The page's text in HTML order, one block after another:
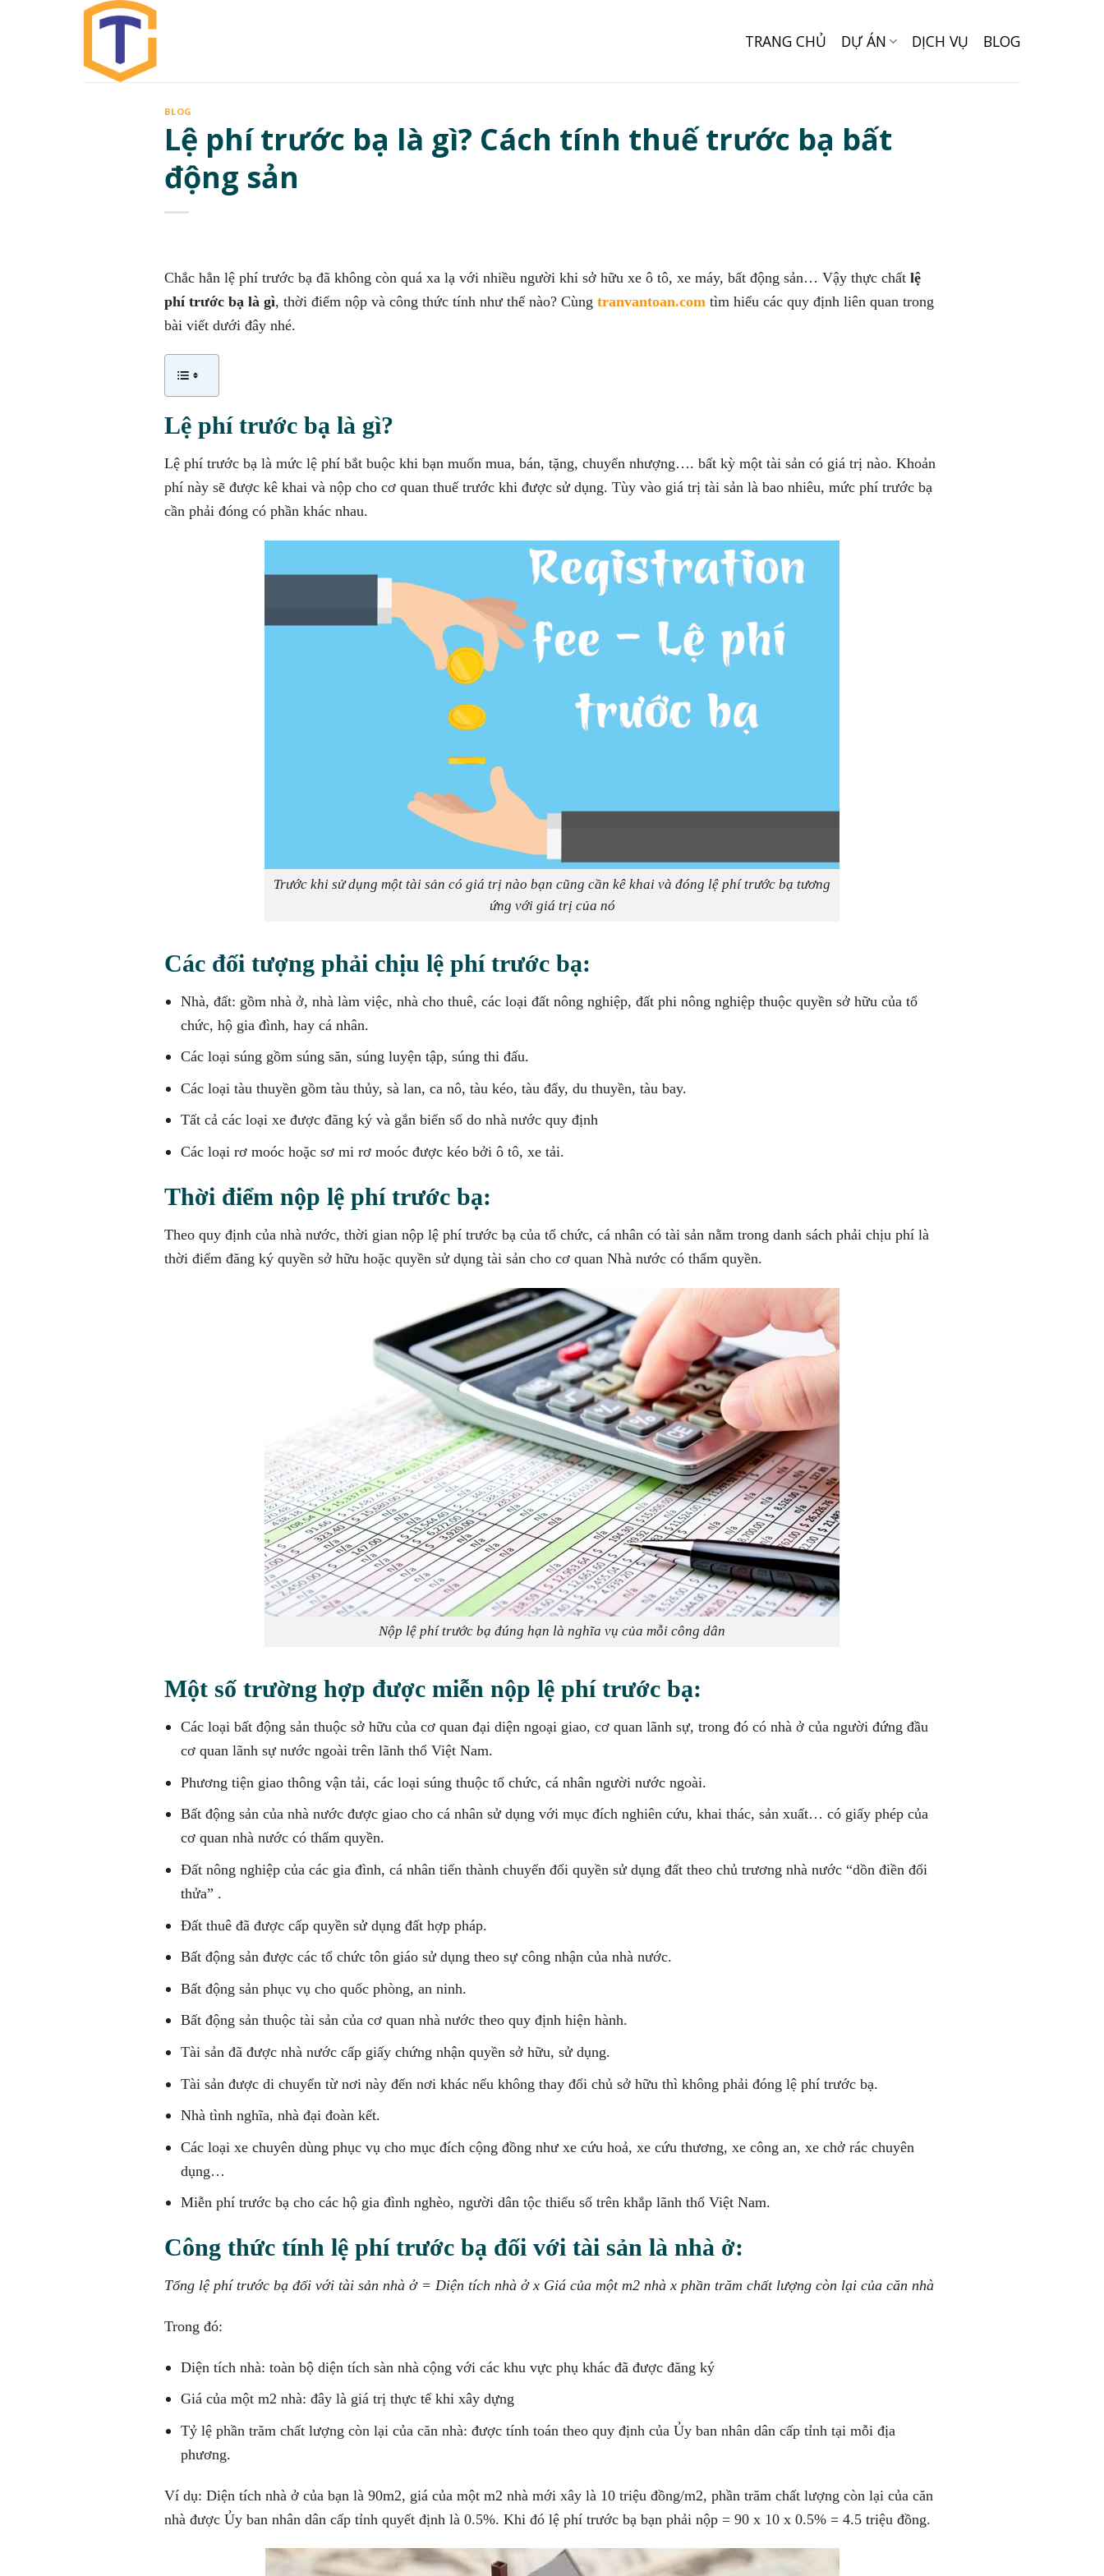
TRANG CHỦ DỰ ÁN DỊCH VỤ BLOG
BLOG
Lệ phí trước bạ là gì? Cách tính thuế trước bạ bất
động sản
Chắc hẳn lệ phí trước bạ đã không còn quá xa lạ với nhiều người khi sở hữu xe ô tô, xe máy, bất động sản… Vậy thực chất lệ
phí trước bạ là gì, thời điểm nộp và công thức tính như thế nào? Cùng tranvantoan.com tìm hiểu các quy định liên quan trong
bài viết dưới đây nhé.
Lệ phí trước bạ là gì?
Lệ phí trước bạ là mức lệ phí bắt buộc khi bạn muốn mua, bán, tặng, chuyển nhượng…. bất kỳ một tài sản có giá trị nào. Khoản
phí này sẽ được kê khai và nộp cho cơ quan thuế trước khi được sử dụng. Tùy vào giá trị tài sản là bao nhiêu, mức phí trước bạ
cần phải đóng có phần khác nhau.
Trước khi sử dụng một tài sản có giá trị nào bạn cũng cần kê khai và đóng lệ phí trước bạ tương
ứng với giá trị của nó
Các đối tượng phải chịu lệ phí trước bạ:
Nhà, đất: gồm nhà ở, nhà làm việc, nhà cho thuê, các loại đất nông nghiệp, đất phi nông nghiệp thuộc quyền sở hữu của tổ
chức, hộ gia đình, hay cá nhân.
Các loại súng gồm súng săn, súng luyện tập, súng thi đấu.
Các loại tàu thuyền gồm tàu thủy, sà lan, ca nô, tàu kéo, tàu đẩy, du thuyền, tàu bay.
Tất cả các loại xe được đăng ký và gắn biển số do nhà nước quy định
Các loại rơ moóc hoặc sơ mi rơ moóc được kéo bởi ô tô, xe tải.
Thời điểm nộp lệ phí trước bạ:
Theo quy định của nhà nước, thời gian nộplệ phí trước bạ của tổ chức, cá nhân có tài sản nằm trong danh sách phải chịu phí là
thời điểm đăng ký quyền sở hữu hoặc quyền sử dụng tài sản cho cơ quan Nhà nước có thẩm quyền.
Nộp lệ phí trước bạ đúng hạn là nghĩa vụ của mỗi công dân
Một số trường hợp được miễn nộp lệ phí trước bạ:
Các loại bất động sản thuộc sở hữu của cơ quan đại diện ngoại giao, cơ quan lãnh sự, trong đó có nhà ở của người đứng đầu
cơ quan lãnh sự nước ngoài trên lãnh thổ Việt Nam.
Phương tiện giao thông vận tải, các loại súng thuộc tổ chức, cá nhân người nước ngoài.
Bất động sản của nhà nước được giao cho cá nhân sử dụng với mục đích nghiên cứu, khai thác, sản xuất… có giấy phép của
cơ quan nhà nước có thẩm quyền.
Đất nông nghiệp của các gia đình, cá nhân tiến thành chuyển đổi quyền sử dụng đất theo chủ trương nhà nước “dồn điền đổi
thửa” .
Đất thuê đã được cấp quyền sử dụng đất hợp pháp.
Bất động sản được các tổ chức tôn giáo sử dụng theo sự công nhận của nhà nước.
Bất động sản phục vụ cho quốc phòng, an ninh.
Bất động sản thuộc tài sản của cơ quan nhà nước theo quy định hiện hành.
Tài sản đã được nhà nước cấp giấy chứng nhận quyền sở hữu, sử dụng.
Tài sản được di chuyển từ nơi này đến nơi khác nếu không thay đổi chủ sở hữu thì không phải đóng lệ phí trước bạ.
Nhà tình nghĩa, nhà đại đoàn kết.
Các loại xe chuyên dùng phục vụ cho mục đích cộng đồng như xe cứu hoả, xe cứu thương, xe công an, xe chở rác chuyên
dụng…
Miễn phí trước bạ cho các hộ gia đình nghèo, người dân tộc thiểu số trên khắp lãnh thổ Việt Nam.
Công thức tính lệ phí trước bạ đối với tài sản là nhà ở:
Tổng lệ phí trước bạ đối với tài sản nhà ở = Diện tích nhà ở x Giá của một m2 nhà x phần trăm chất lượng còn lại của căn nhà
Trong đó:
Diện tích nhà: toàn bộ diện tích sàn nhà cộng với các khu vực phụ khác đã được đăng ký
Giá của một m2 nhà: đây là giá trị thực tế khi xây dựng
Tỷ lệ phần trăm chất lượng còn lại của căn nhà: được tính toán theo quy định của Ủy ban nhân dân cấp tỉnh tại mỗi địa
phương.
Ví dụ: Diện tích nhà ở của bạn là 90m2, giá của một m2 nhà mới xây là 10 triệu đồng/m2, phần trăm chất lượng còn lại của căn
nhà được Ủy ban nhân dân cấp tỉnh quyết định là 0.5%. Khi đó lệ phí trước bạ bạn phải nộp = 90 x 10 x 0.5% = 4.5 triệu đồng.